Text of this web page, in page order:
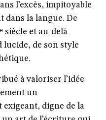
l’excès, impitoyable
dans la langue. De
siècle et au-delà
lucide, de son style
à valoriser l’idée
un
digne de la